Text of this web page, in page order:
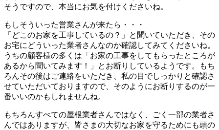
そうですので、本当にお気を付けくださいね。
もしそういった営業さんが来たら・・・
「どこのお家を工事しているの？」と聞いていただき、その
お宅にどういった業者さんなのか確認してみてくださいね。
うちの顧客様の多くは「お家の工事をしてもらったところが
あるから聞いてみます！」とお断りしているようです。もち
ろんその後はご連絡をいただき、私の目でしっかりと確認さ
せていただいておりますので、そのようにお断りするのが一
番いいのかもしれませんね。
もちろんすべての屋根業者さんではなく、ごく一部の業者さ
んではありますが、皆さまの大切なお家を守るためにも頭の